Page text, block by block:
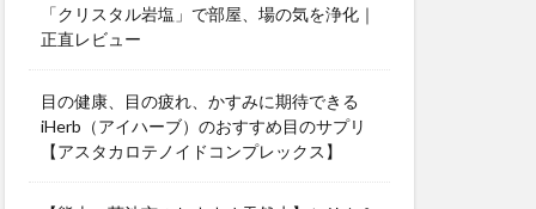
「クリスタル岩塩」で部屋、場の気を浄化｜
正直レビュー
目の健康、目の疲れ、かすみに期待できる
iHerb（アイハーブ）のおすすめ目のサプリ
【アスタカロテノイドコンプレックス】